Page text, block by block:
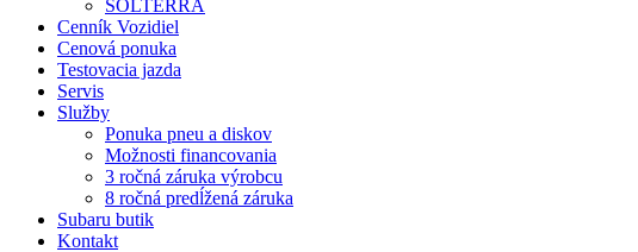
SOLTERRA
Cenník Vozidiel
Cenová ponuka
Testovacia jazda
Servis
Služby
Ponuka pneu a diskov
Možnosti financovania
3 ročná záruka výrobcu
8 ročná predĺžená záruka
Subaru butik
Kontakt